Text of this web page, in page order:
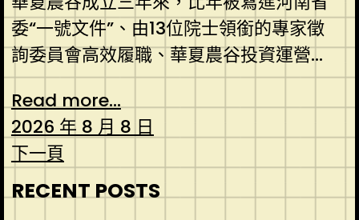
委“一號文件”、由13位院士領銜的專家徵
詢委員會高效履職、華夏農谷投資運營...
Read more...
2026 年 8 月 8 日
下一頁
RECENT POSTS